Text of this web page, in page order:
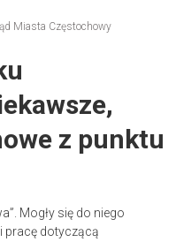
Miasta Częstochowy
z punktu
Mogły się do niego
pracę dotyczącą